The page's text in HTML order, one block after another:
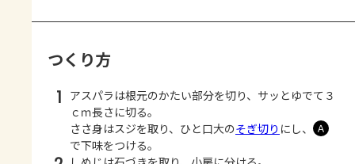
つくり方
1 アスパラは根元のかたい部分を切り、サッとゆでて３
ｃｍ長さに切る。
ささ身はスジを取り、ひと口大のそぎ切り にし、 Ａ
で下味をつける。